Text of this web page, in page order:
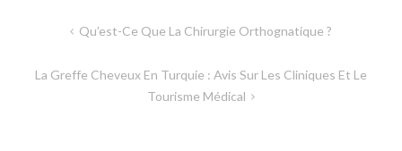
Navigation
l’article
Qu’est-Ce Que La Chirurgie Orthognatique ?
La Greffe Cheveux En Turquie : Avis Sur Les Cliniques Et Le
Tourisme Médical